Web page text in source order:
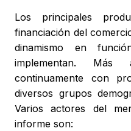
Los principales
financiación del
dinamismo en
implementan. Más
continuamente con
diversos grupos
Varios actores del
informe son: